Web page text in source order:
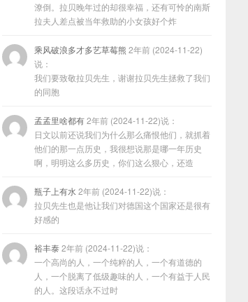
潦倒。拉贝晚年过的却很幸福，还有可怜的南斯
拉夫人差点被当年救助的小女孩好个炸
乘风破浪多才多艺草莓熊 2年前 (2024-11-22)
说：
我们要致敬拉贝先生，谢谢拉贝先生拯救了我们
的同胞
孟孟里啥都有2年前 (2024-11-22)说：
日文以前还说我们为什么那么痛恨他们，就抓着
他们的那一点历史，我很想说那是哪一年历史
啊，明明这么多历史，你们这么狠心，还造
瓶子上有水 2年前 (2024-11-22)说：
拉贝先生也是他让我们对德国这个国家还是很有
好感的
裕丰泰2年前 (2024-11-22)说：
一个高尚的人，一个纯粹的人，一个有道德的
人，一个脱离了低级趣味的人，一个有益于人民
的人。这段话永不过时